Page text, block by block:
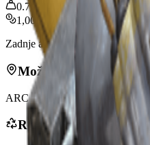
0.75kg
1,000
Zadnje ažuriranje
Feb 24, 2026
Može se naći u
ARC
Reciklira se u